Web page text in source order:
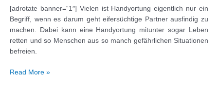
[adrotate banner=“1″] Vielen ist Handyortung eigentlich nur ein
Begriff, wenn es darum geht eifersüchtige Partner ausfindig zu
machen. Dabei kann eine Handyortung mitunter sogar Leben
retten und so Menschen aus so manch gefährlichen Situationen
befreien.
handy-
Read More »